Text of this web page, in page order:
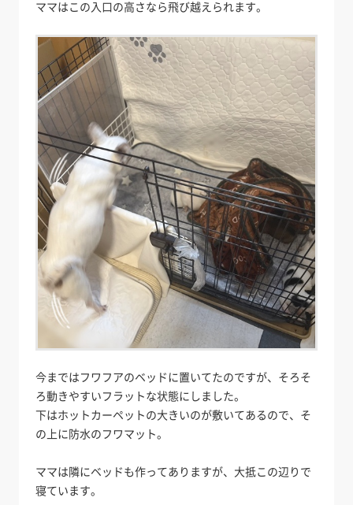
ママはこの入口の高さなら飛び越えられます。
今まではフワフアのベッドに置いてたのですが、そろそ
ろ動きやすいフラットな状態にしました。
下はホットカーペットの大きいのが敷いてあるので、そ
の上に防水のフワマット。
ママは隣にベッドも作ってありますが、大抵この辺りで
寝ています。